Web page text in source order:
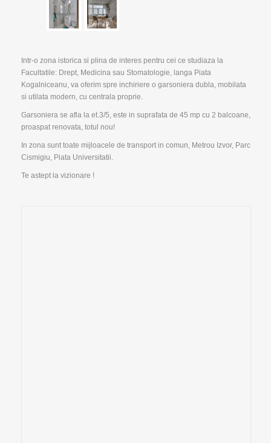
Intr-o zona istorica si plina de interes pentru cei ce studiaza la
Facultatile: Drept, Medicina sau Stomatologie, langa Piata
Kogalniceanu, va oferim spre inchiriere o garsoniera dubla, mobilata
si utilata modern, cu centrala proprie.
Garsoniera se afla la et.3/5, este in suprafata de 45 mp cu 2 balcoane,
proaspat renovata, totul nou!
In zona sunt toate mijloacele de transport in comun, Metrou Izvor, Parc
Cismigiu, Piata Universitatii.
Te astept la vizionare !